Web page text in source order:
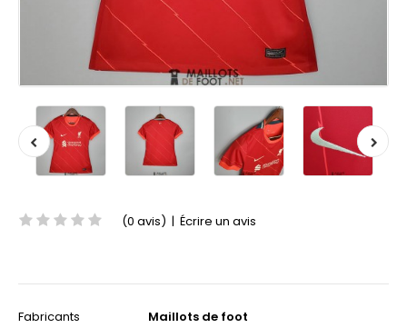
(0 avis) | Écrire un avis
Fabricants
Maillots de foot